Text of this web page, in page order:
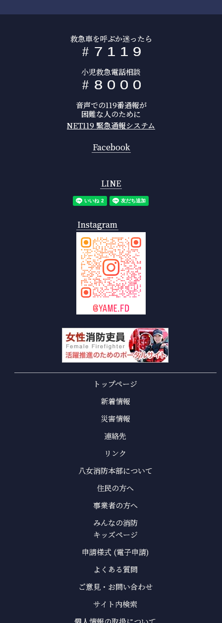
救急車を呼ぶか迷ったら
# 7 1 1 9
小児救急電話相談
# 8 0 0 0
音声での119番通報が
困難な人のために
NET119 緊急通報システム
トップページ
新着情報
災害情報
連絡先
リンク
八女消防本部について
住民の方へ
事業者の方へ
みんなの消防
キッズページ
申請様式 (電子申請)
よくある質問
ご意見・お問い合わせ
サイト内検索
Facebook
LINE
Instagram